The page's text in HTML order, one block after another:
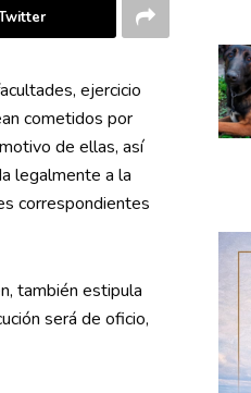
ejercicio
cometidos por
de ellas, así
legalmente a la
correspondientes
también estipula
será de oficio,